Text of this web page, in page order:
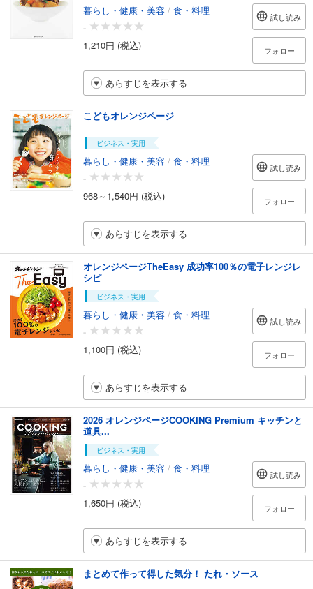
暮らし・健康・美容 / 食・料理
-
1,210円 (税込)
試し読み
フォロー
あらすじを表示する
こどもオレンジページ
ビジネス・実用
暮らし・健康・美容 / 食・料理
-
968～1,540円 (税込)
試し読み
フォロー
あらすじを表示する
オレンジページTheEasy 成功率100％の電子レンジレ
シピ
ビジネス・実用
暮らし・健康・美容 / 食・料理
-
1,100円 (税込)
試し読み
フォロー
あらすじを表示する
2026 オレンジページCOOKING Premium キッチンと
道具...
ビジネス・実用
暮らし・健康・美容 / 食・料理
-
1,650円 (税込)
試し読み
フォロー
あらすじを表示する
まとめて作って得した気分！ たれ・ソース